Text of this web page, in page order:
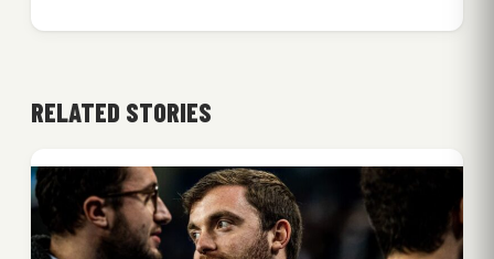
RELATED STORIES